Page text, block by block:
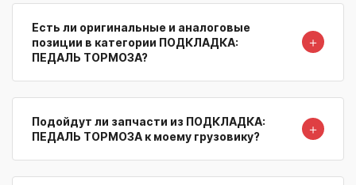
Есть ли оригинальные и аналоговые
позиции в категории ПОДКЛАДКА:
ПЕДАЛЬ ТОРМОЗА?
＋
Подойдут ли запчасти из ПОДКЛАДКА:
ПЕДАЛЬ ТОРМОЗА к моему грузовику?
＋